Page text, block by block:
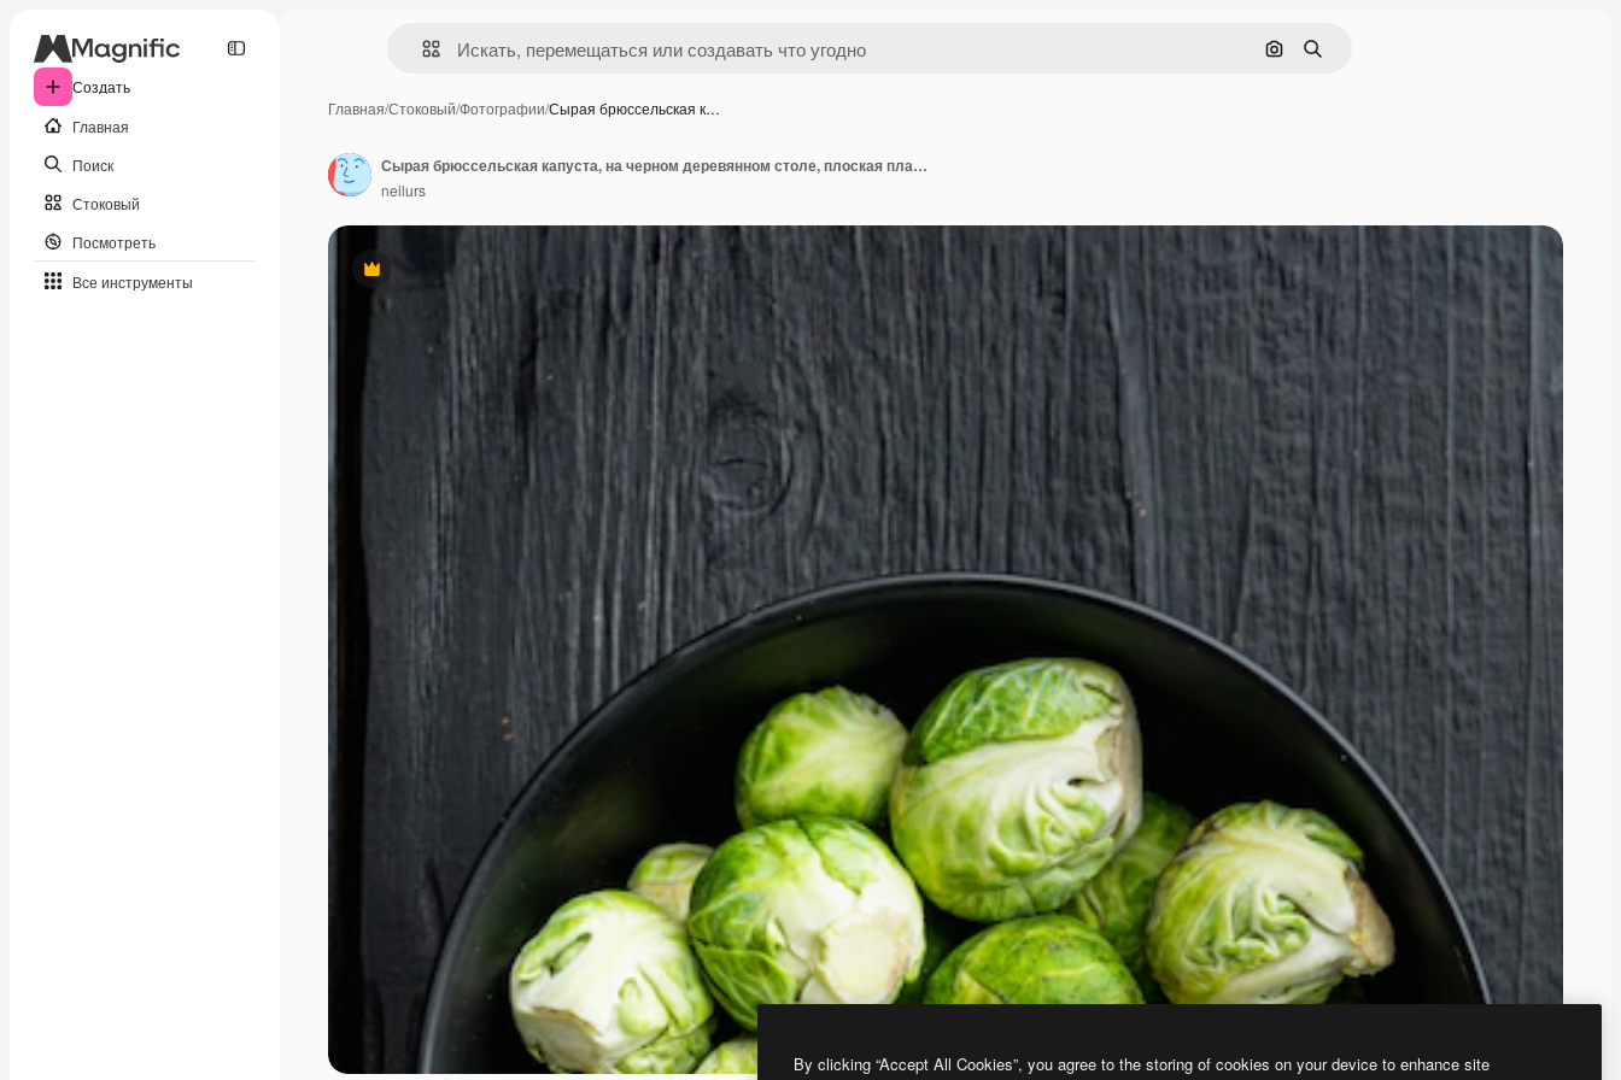
Создать
Главная
Поиск
Стоковый
Посмотреть
Все инструменты
Поиск по изображению
Поиск
Главная/Стоковый/Фотографии/Сырая брюссельская к…
Премиум
Сырая брюссельская капуста, на черном деревянном столе, плоская планировка
neilurs
By clicking “Accept All Cookies”, you agree to the storing of cookies on your device to enhance site